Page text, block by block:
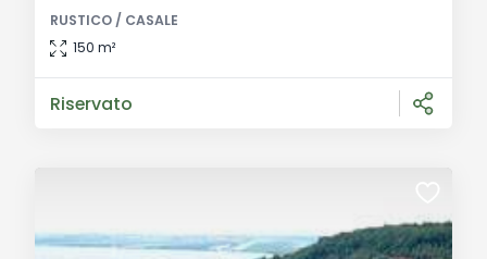
incantevole rustico casale, situato tra Camaiore e
Massarosa in Toscana, offre un ambiente rifinito e
RUSTICO / CASALE
150 m²
Riservato